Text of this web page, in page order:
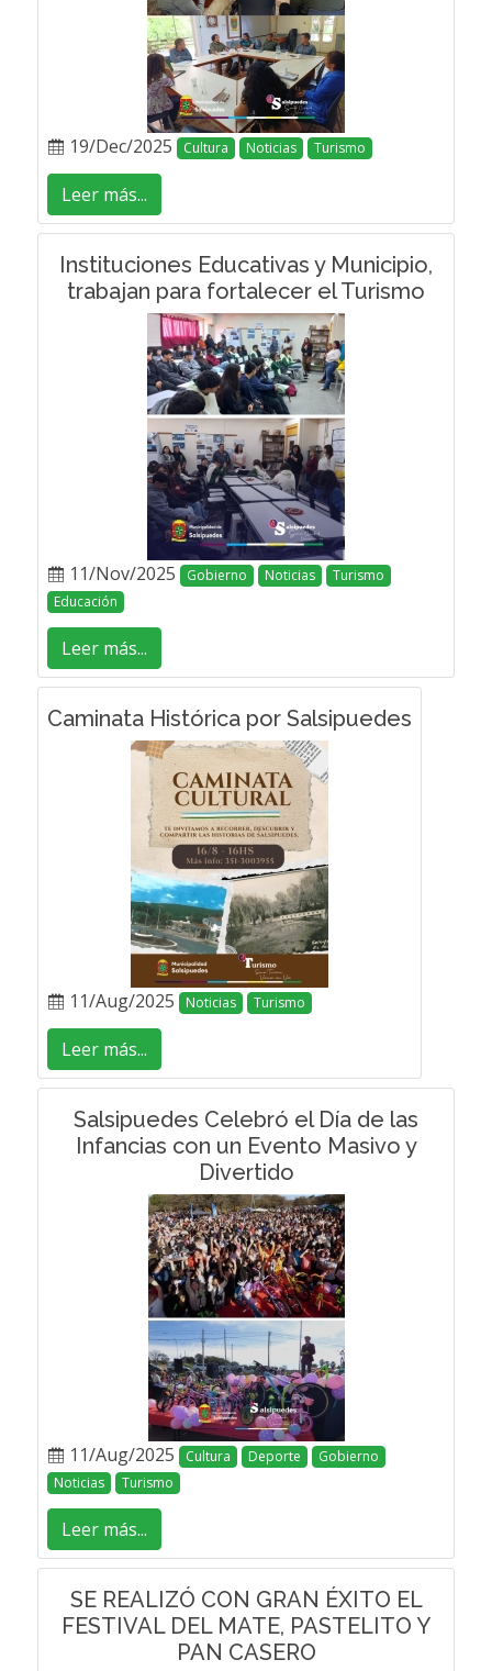
19/Dec/2025 Cultura Noticias Turismo
Leer más...
Instituciones Educativas y Municipio,
trabajan para fortalecer el Turismo
11/Nov/2025 Gobierno Noticias
Turismo
Educación
Leer más...
Caminata Histórica por Salsipuedes
11/Aug/2025 Noticias Turismo
Leer más...
Salsipuedes Celebró el Día de las
Infancias con un Evento Masivo y
Divertido
11/Aug/2025 Cultura Deporte
Gobierno
Noticias
Turismo
Leer más...
SE REALIZÓ CON GRAN ÉXITO EL
FESTIVAL DEL MATE, PASTELITO Y
PAN CASERO